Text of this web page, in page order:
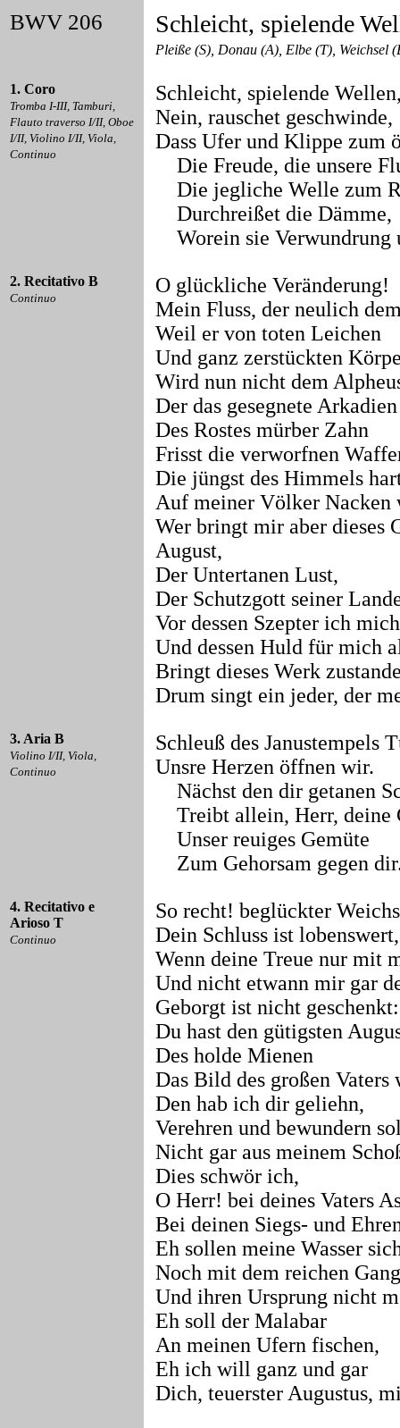
BWV 206 Schleicht, spielende
Pleiße (S), Donau (A), Elbe (T), Weichsel
1. Coro
Tromba I-III, Tamburi,
Flauto traverso I/II, Oboe
I/II, Violino I/II, Viola,
Continuo
Schleicht, spielende
Nein, rauschet geschwinde,
Dass Ufer und Klippe zum
Die Freude, die unsere
Die jegliche Welle zum
Durchreißet die Dämme,
Worein sie Verwundrung
2. Recitativo B
Continuo
O glückliche Veränderung!
Mein Fluss, der neulich
Weil er von toten Leichen
Und ganz zerstückten
Wird nun nicht dem
Der das gesegnete
Des Rostes mürber Zahn
Frisst die verworfnen
Die jüngst des Himmels
Auf meiner Völker Nacken
Wer bringt mir aber dieses
August,
Der Untertanen Lust,
Der Schutzgott seiner
Vor dessen Szepter ich
Und dessen Huld für mich
Bringt dieses Werk
Drum singt ein jeder, der
3. Aria B
Violino I/II, Viola,
Continuo
Schleuß des Janustempels
Unsre Herzen öffnen wir.
Nächst den dir getanen
Treibt allein, Herr, deine
Unser reuiges Gemüte
Zum Gehorsam gegen
4. Recitativo e
Arioso T
Continuo
So recht! beglückter
Dein Schluss ist lobenswert,
Wenn deine Treue nur mit
Und nicht etwann mir gar
Geborgt ist nicht geschenkt:
Du hast den gütigsten
Des holde Mienen
Das Bild des großen Vaters
Den hab ich dir geliehn,
Verehren und bewundern
Nicht gar aus meinem
Dies schwör ich,
O Herr! bei deines Vaters
Bei deinen Siegs- und
Eh sollen meine Wasser
Noch mit dem reichen
Und ihren Ursprung nicht
Eh soll der Malabar
An meinen Ufern fischen,
Eh ich will ganz und gar
Dich, teuerster Augustus,